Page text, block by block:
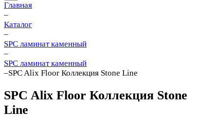
Главная
–
Каталог
–
SPC ламинат каменный
–
SPC ламинат каменный
–SPC Alix Floor Коллекция Stone Line
SPC Alix Floor Коллекция Stone
Line